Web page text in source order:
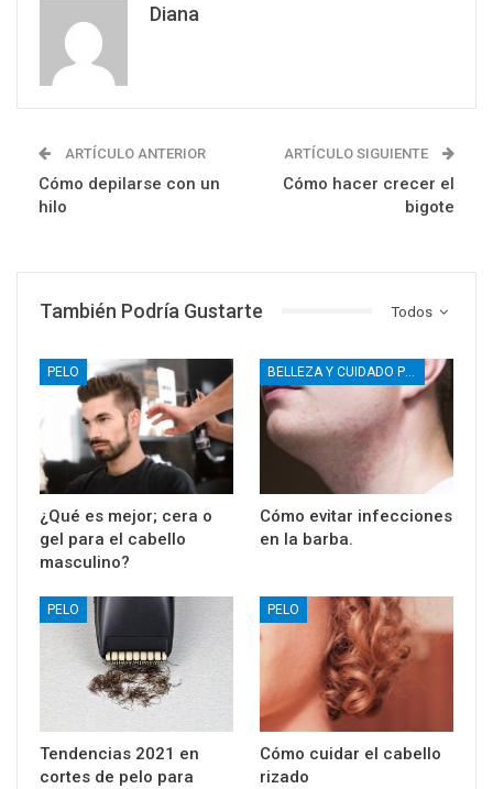
Diana
ARTÍCULO ANTERIOR
Cómo depilarse con un
hilo
ARTÍCULO SIGUIENTE
Cómo hacer crecer el
bigote
Todos
También Podría Gustarte
PELO
¿Qué es mejor; cera o
gel para el cabello
masculino?
BELLEZA Y CUIDADO PERSONAL
Cómo evitar infecciones
en la barba.
PELO
Tendencias 2021 en
cortes de pelo para
PELO
Cómo cuidar el cabello
rizado